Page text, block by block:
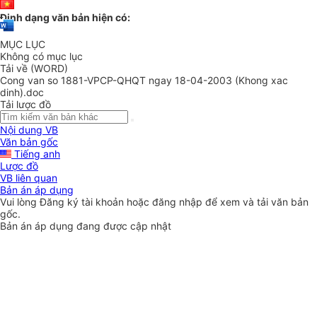
Định dạng văn bản hiện có:
MỤC LỤC
Không có mục lục
Tải về (WORD)
Cong van so 1881-VPCP-QHQT ngay 18-04-2003 (Khong xac
dinh).doc
Tải lược đồ
Nội dung VB
Văn bản gốc
Tiếng anh
Lược đồ
VB liên quan
Bản án áp dụng
Vui lòngĐăng ký tài khoản hoặc đăng nhập để xem và tải văn bản
gốc.
Bản án áp dụng đang được cập nhật